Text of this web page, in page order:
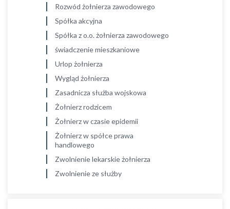
Rozwód żołnierza zawodowego
Spółka akcyjna
Spółka z o.o. żołnierza zawodowego
świadczenie mieszkaniowe
Urlop żołnierza
Wygląd żołnierza
Zasadnicza służba wojskowa
Żołnierz rodzicem
Żołnierz w czasie epidemii
Żołnierz w spółce prawa
handlowego
Zwolnienie lekarskie żołnierza
Zwolnienie ze służby